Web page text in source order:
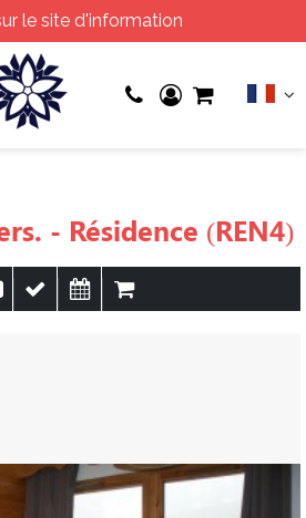
le site d'information
- Résidence (REN4)